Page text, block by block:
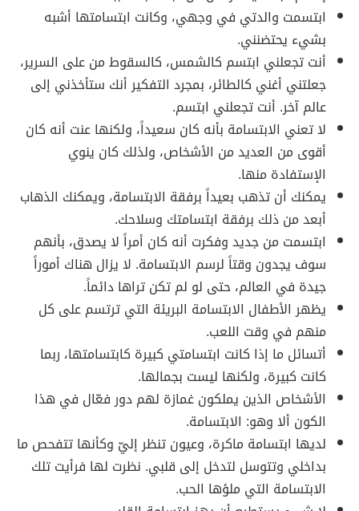
ابتسمت والدتي في وجهي، وكانت ابتسامتها أشبه
بشيء يحتضنني.
أنت تجعلني ابتسم كالشمس، كالسقوط من على السرير،
جعلتني أغني كالطائر، بمجرد التفكير أنك ستأخذني إلى
عالم آخر. أنت تجعلني ابتسم.
لا تعني الابتسامة بأنه كان سعيداً، ولكنها عنت أنه كان
أقوى من العديد من الأشخاص، ولذلك كان ينوي
الإستفادة منها.
يمكنك أن تذهب بعيداً برفقة الابتسامة، ويمكنك الذهاب
أبعد من ذلك برفقة ابتسامتك وسلاحك.
ابتسمت من جديد وفكرت أنه كان أمراً لا يصدق، بأنهم
سوف يجدون وقتاً لرسم الابتسامة. لا يزال هناك أموراً
جيدة في العالم، حتى لو لم تكن تراها دائماً.
يظهر الأطفال الابتسامة البريئة التي ترتسم على كل
منهم في وقت اللعب.
أتسائل ما إذا كانت ابتسامتي كبيرة كابتسامتها، ربما
كانت كبيرة، ولكنها ليست بجمالها.
الأشخاص الذين يملكون غمازة لهم دور فعّال في هذا
الكون ألا وهو: الابتسامة.
لديها ابتسامة ماكرة، وعيون تنظر إليّ وكأنها تتفحص ما
بداخلي وتتوسل لتدخل إلى قلبي. نظرت لها فرأيت تلك
الابتسامة التي ملؤها الحب.